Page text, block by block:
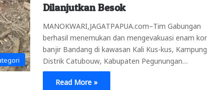
Dilanjutkan Besok
MANOKWARI,JAGATPAPUA.com–Tim Gabungan
berhasil menemukan dan mengevakuasi enam
banjir Bandang di kawasan Kali Kus-kus, Kampung
Distrik Catubouw, Kabupaten Pegunungan…
Read More »